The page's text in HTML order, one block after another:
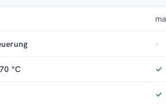
–
°C ✓
✓